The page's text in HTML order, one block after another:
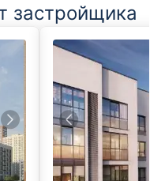
застройщика